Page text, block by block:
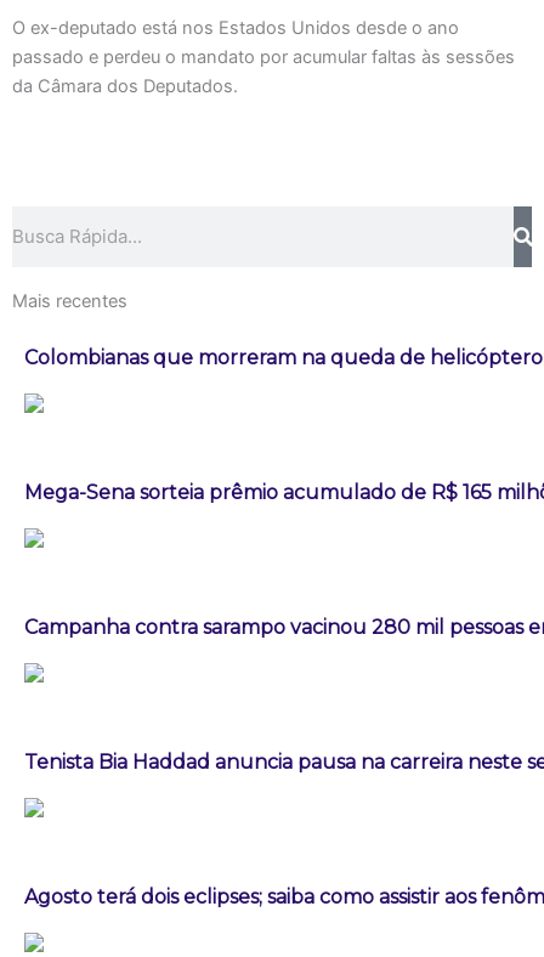
O ex-deputado está nos Estados Unidos desde o ano
passado e perdeu o mandato por acumular faltas às sessões
da Câmara dos Deputados.
Mais recentes
Colombianas que morreram na queda de
Mega-Sena sorteia prêmio acumulado de R$ 165
Campanha contra sarampo vacinou 280 mil pessoas
Tenista Bia Haddad anuncia pausa na carreira neste
Agosto terá dois eclipses; saiba como assistir aos